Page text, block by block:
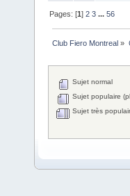
Pages: [1]2 3 ...56
Club Fiero Montreal »
Sujet normal
Sujet populaire
Sujet très